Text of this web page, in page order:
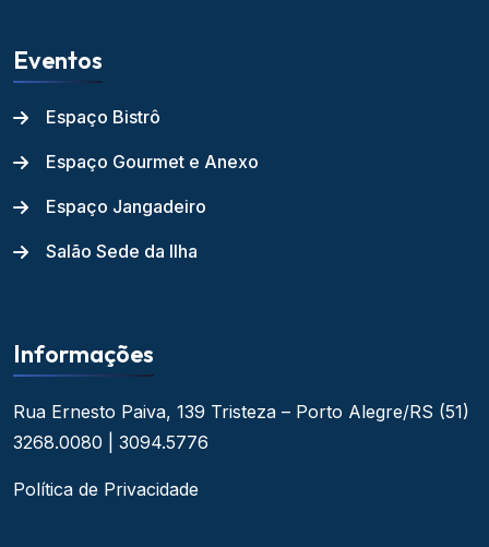
Eventos
Espaço Bistrô
Espaço Gourmet e Anexo
Espaço Jangadeiro
Salão Sede da Ilha
Informações
Rua Ernesto Paiva, 139 Tristeza – Porto Alegre/RS (51)
3268.0080 | 3094.5776
Política de Privacidade